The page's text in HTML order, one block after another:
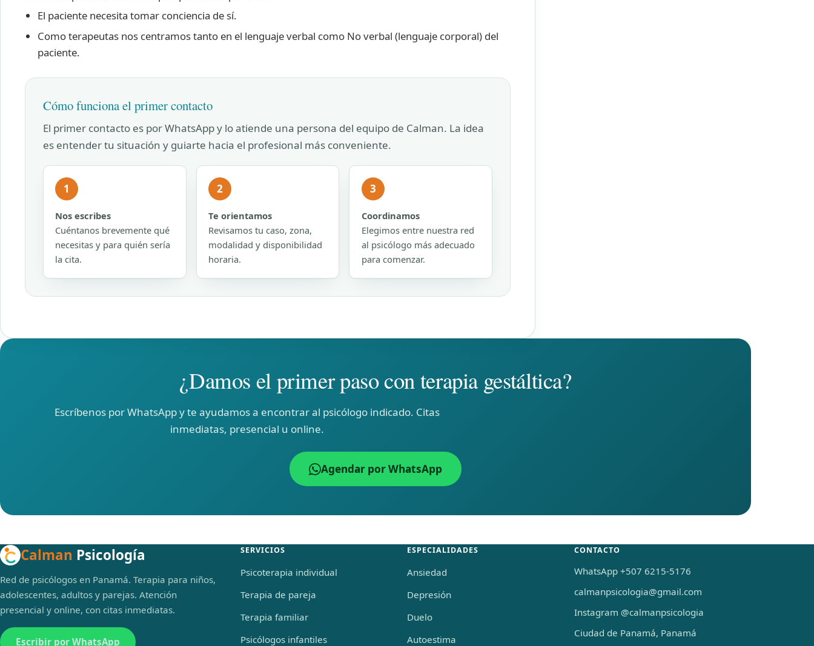
El paciente necesita tomar conciencia de sí.
Como terapeutas nos centramos tanto en el lenguaje verbal como No verbal (lenguaje corporal) del
paciente.
Cómo funciona el primer contacto
El primer contacto es por WhatsApp y lo atiende una persona del equipo de Calman. La idea
es entender tu situación y guiarte hacia el profesional más conveniente.
1
Nos escribes
Cuéntanos brevemente qué
necesitas y para quién sería
la cita.
2
Te orientamos
Revisamos tu caso, zona,
modalidad y disponibilidad
horaria.
3
Coordinamos
Elegimos entre nuestra red
al psicólogo más adecuado
para comenzar.
¿Damos el primer paso con terapia gestáltica?
Escríbenos por WhatsApp y te ayudamos a encontrar al psicólogo indicado. Citas
inmediatas, presencial u online.
Agendar por WhatsApp
Calman Psicología
Red de psicólogos en Panamá. Terapia para niños,
adolescentes, adultos y parejas. Atención
presencial y online, con citas inmediatas.
Escribir por WhatsApp
SERVICIOS
Psicoterapia individual
Terapia de pareja
Terapia familiar
Psicólogos infantiles
ESPECIALIDADES
Ansiedad
Depresión
Duelo
Autoestima
CONTACTO
WhatsApp +507 6215-5176
calmanpsicologia@gmail.com
Instagram @calmanpsicologia
Ciudad de Panamá, Panamá